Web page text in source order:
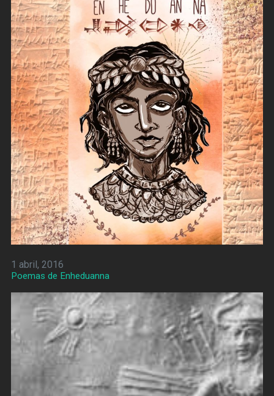
1 abril, 2016
Poemas de Enheduanna